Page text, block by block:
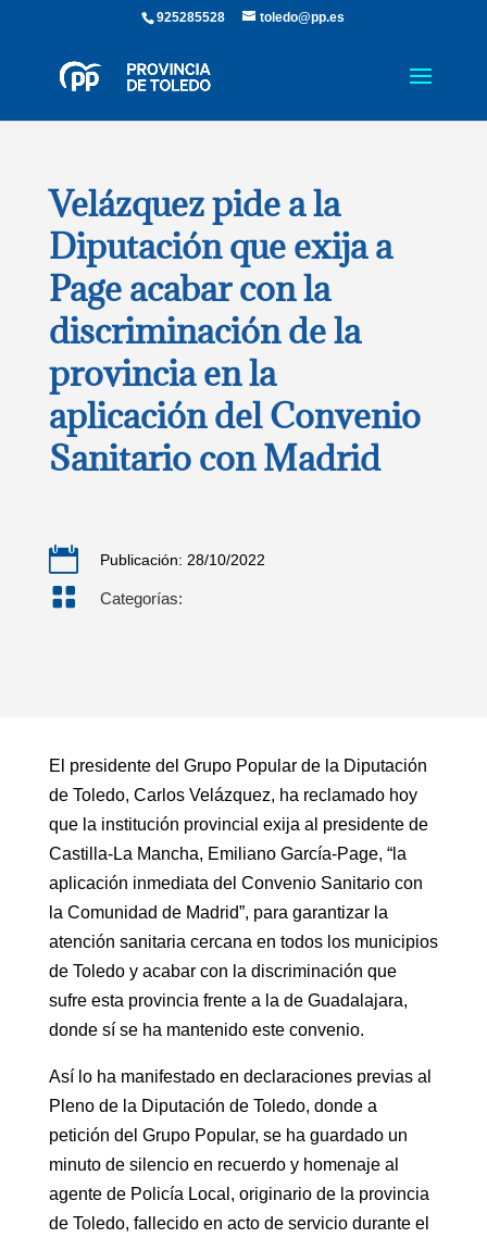
925285528 toledo@pp.es
Velázquez pide a la
Diputación que exija a
Page acabar con la
discriminación de la
provincia en la
aplicación del Convenio
Sanitario con Madrid
 Publicación: 28/10/2022
 Categorías:
El presidente del Grupo Popular de la Diputación
de Toledo, Carlos Velázquez, ha reclamado hoy
que la institución provincial exija al presidente de
Castilla-La Mancha, Emiliano García-Page, “la
aplicación inmediata del Convenio Sanitario con
la Comunidad de Madrid”, para garantizar la
atención sanitaria cercana en todos los municipios
de Toledo y acabar con la discriminación que
sufre esta provincia frente a la de Guadalajara,
donde sí se ha mantenido este convenio.
Así lo ha manifestado en declaraciones previas al
Pleno de la Diputación de Toledo, donde a
petición del Grupo Popular, se ha guardado un
minuto de silencio en recuerdo y homenaje al
agente de Policía Local, originario de la provincia
de Toledo, fallecido en acto de servicio durante el